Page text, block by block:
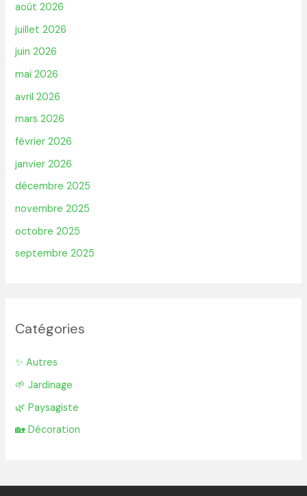
août 2026
juillet 2026
juin 2026
mai 2026
avril 2026
mars 2026
février 2026
janvier 2026
décembre 2025
novembre 2025
octobre 2025
septembre 2025
Catégories
✨ Autres
🌱 Jardinage
🌿 Paysagiste
🏡 Décoration